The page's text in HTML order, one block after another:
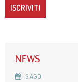
NEWS
3AGO